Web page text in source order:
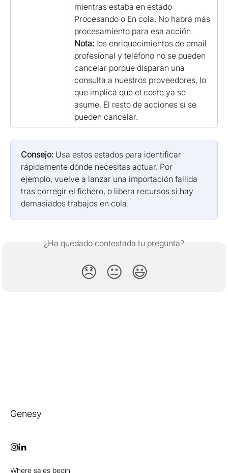
mientras estaba en estado
Procesando o En cola. No habrá más
procesamiento para esa acción.
Nota: los enriquecimientos de email
profesional y teléfono no se pueden
cancelar porque disparan una
consulta a nuestros proveedores, lo
que implica que el coste ya se
asume. El resto de acciones sí se
pueden cancelar.
Consejo: Usa estos estados para identificar
rápidamente dónde necesitas actuar. Por
ejemplo, vuelve a lanzar una importación fallida
tras corregir el fichero, o libera recursos si hay
demasiados trabajos en cola.
¿Ha quedado contestada tu pregunta?
😞 😐 😃
Genesy
Where sales begin